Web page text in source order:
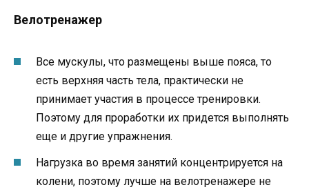
Велотренажер
Все мускулы, что размещены выше пояса, то
есть верхняя часть тела, практически не
принимает участия в процессе тренировки.
Поэтому для проработки их придется выполнять
еще и другие упражнения.
Нагрузка во время занятий концентрируется на
колени, поэтому лучше на велотренажере не